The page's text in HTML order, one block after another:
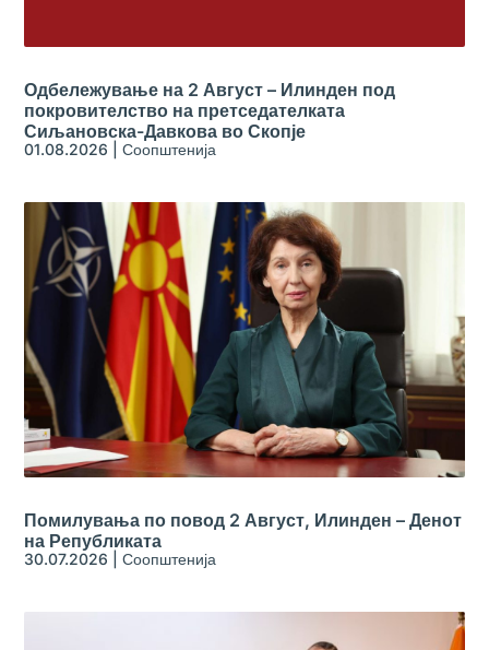
Одбележување на 2 Август – Илинден под
покровителство на претседателката
Сиљановска-Давкова во Скопје
01.08.2026 |Соопштенија
Помилувања по повод 2 Август, Илинден – Денот
на Републиката
30.07.2026 |Соопштенија